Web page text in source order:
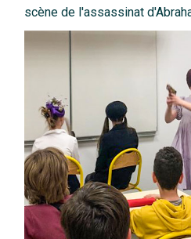
scène de l'assassinat